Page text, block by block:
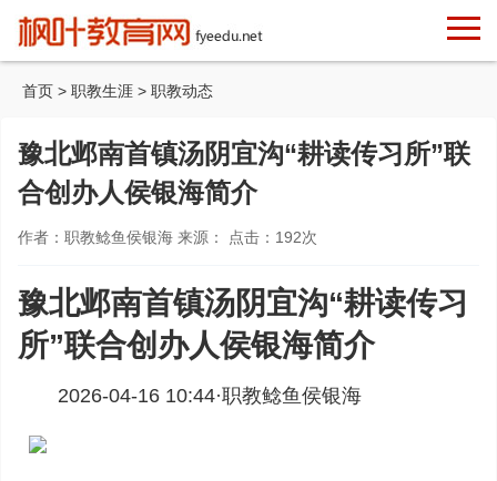
首页 > 职教生涯 > 职教动态
豫北邺南首镇汤阴宜沟“耕读传习所”联
合创办人侯银海简介
作者：职教鲶鱼侯银海 来源： 点击： 192次
豫北邺南首镇汤阴宜沟“耕读传习
所”联合创办人侯银海简介
2026-04-16 10:44·职教鲶鱼侯银海